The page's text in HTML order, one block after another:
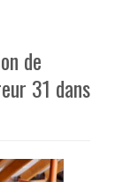
de
31 dans